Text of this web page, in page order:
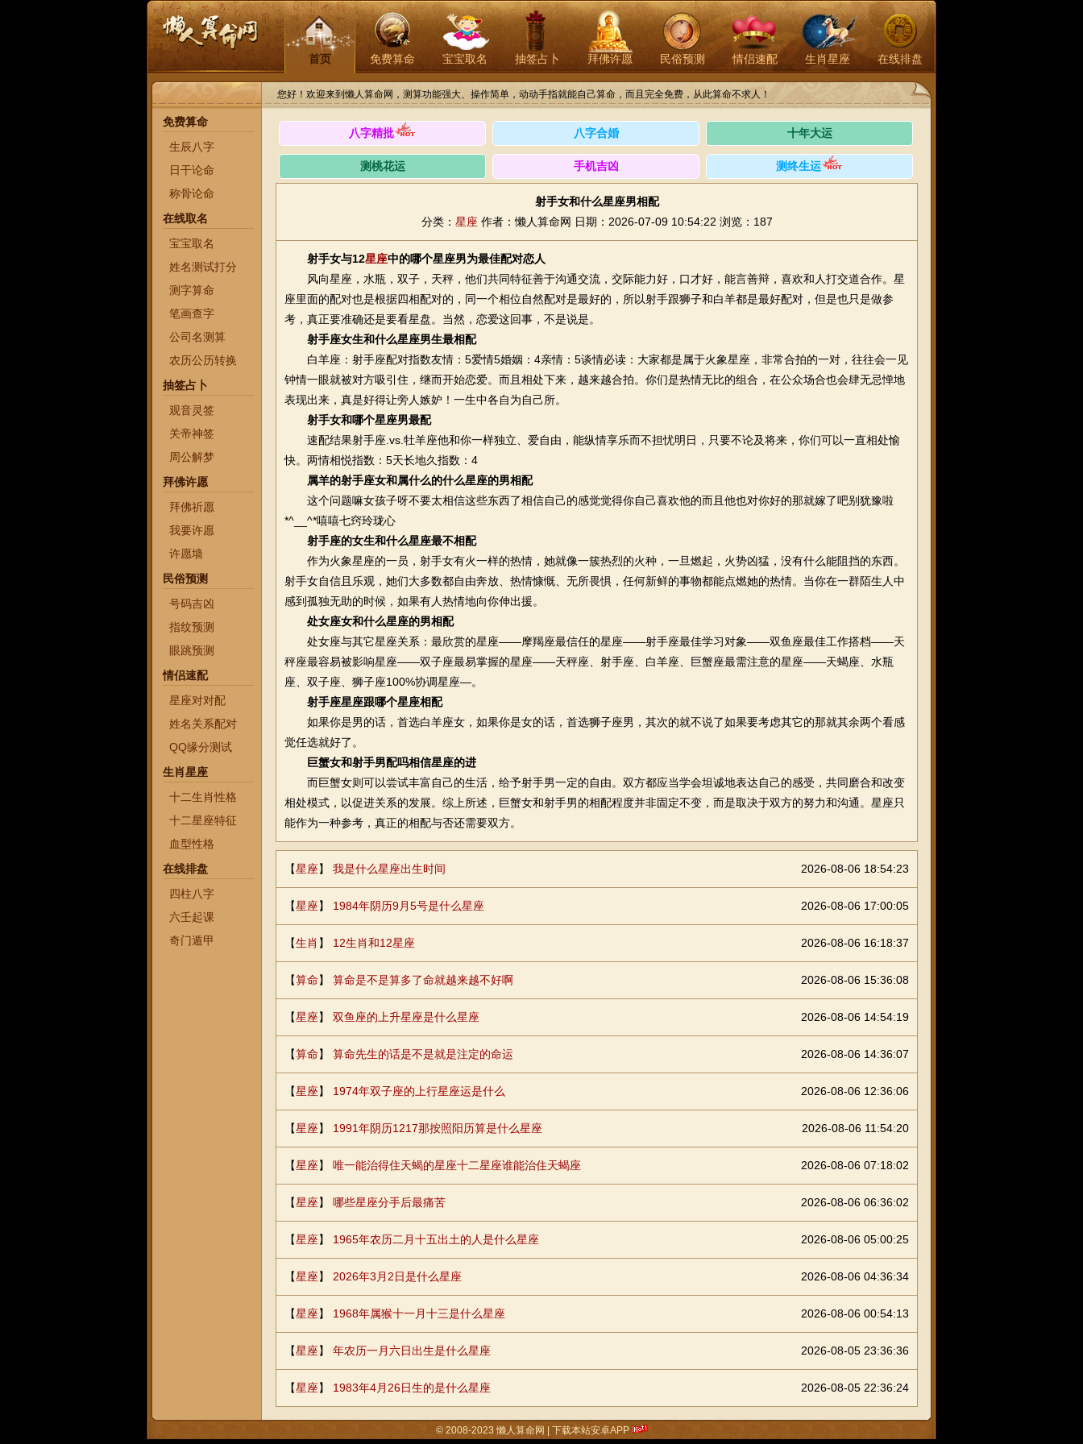
首页 免费算命 宝宝取名 抽签占卜 拜佛许愿 民俗预测 情侣速配 生肖星座 在线排盘
您好！欢迎来到懒人算命网，测算功能强大、操作简单，动动手指就能自己算命，而且完全免费，从此算命不求人！
免费算命
生辰八字
日干论命
称骨论命
在线取名
宝宝取名
姓名测试打分
测字算命
笔画查字
公司名测算
农历公历转换
抽签占卜
观音灵签
关帝神签
周公解梦
拜佛许愿
拜佛祈愿
我要许愿
许愿墙
民俗预测
号码吉凶
指纹预测
眼跳预测
情侣速配
星座对对配
姓名关系配对
QQ缘分测试
生肖星座
十二生肖性格
十二星座特征
血型性格
在线排盘
四柱八字
六壬起课
奇门遁甲
八字精批 八字合婚 十年大运
测桃花运 手机吉凶 测终生运
射手女和什么星座男相配
分类： 星座 作者：懒人算命网 日期：2026-07-09 10:54:22 浏览：187
射手女与12星座中的哪个星座男为最佳配对恋人
风向星座，水瓶，双子，天秤，他们共同特征善于沟通交流，交际能力好，口才好，能言善辩，喜欢和人打交道合作。星
座里面的配对也是根据四相配对的，同一个相位自然配对是最好的，所以射手跟狮子和白羊都是最好配对，但是也只是做参
考，真正要准确还是要看星盘。当然，恋爱这回事，不是说是。
射手座女生和什么星座男生最相配
白羊座：射手座配对指数友情：5爱情5婚姻：4亲情：5谈情必读：大家都是属于火象星座，非常合拍的一对，往往会一见
钟情一眼就被对方吸引住，继而开始恋爱。而且相处下来，越来越合拍。你们是热情无比的组合，在公众场合也会肆无忌惮地
表现出来，真是好得让旁人嫉妒！一生中各自为自己所。
射手女和哪个星座男最配
速配结果射手座.vs.牡羊座他和你一样独立、爱自由，能纵情享乐而不担忧明日，只要不论及将来，你们可以一直相处愉
快。两情相悦指数：5天长地久指数：4
属羊的射手座女和属什么的什么星座的男相配
这个问题嘛女孩子呀不要太相信这些东西了相信自己的感觉觉得你自己喜欢他的而且他也对你好的那就嫁了吧别犹豫啦
*^__^*嘻嘻七窍玲珑心
射手座的女生和什么星座最不相配
作为火象星座的一员，射手女有火一样的热情，她就像一簇热烈的火种，一旦燃起，火势凶猛，没有什么能阻挡的东西。
射手女自信且乐观，她们大多数都自由奔放、热情慷慨、无所畏惧，任何新鲜的事物都能点燃她的热情。当你在一群陌生人中
感到孤独无助的时候，如果有人热情地向你伸出援。
处女座女和什么星座的男相配
处女座与其它星座关系：最欣赏的星座——摩羯座最信任的星座——射手座最佳学习对象——双鱼座最佳工作搭档——天
秤座最容易被影响星座——双子座最易掌握的星座——天秤座、射手座、白羊座、巨蟹座最需注意的星座——天蝎座、水瓶
座、双子座、狮子座100%协调星座—。
射手座星座跟哪个星座相配
如果你是男的话，首选白羊座女，如果你是女的话，首选狮子座男，其次的就不说了如果要考虑其它的那就其余两个看感
觉任选就好了。
巨蟹女和射手男配吗相信星座的进
而巨蟹女则可以尝试丰富自己的生活，给予射手男一定的自由。双方都应当学会坦诚地表达自己的感受，共同磨合和改变
相处模式，以促进关系的发展。综上所述，巨蟹女和射手男的相配程度并非固定不变，而是取决于双方的努力和沟通。星座只
能作为一种参考，真正的相配与否还需要双方。
【星座】 我是什么星座出生时间 2026-08-06 18:54:23
【星座】 1984年阴历9月5号是什么星座 2026-08-06 17:00:05
【生肖 】 12生肖和12星座 2026-08-06 16:18:37
【算命】 算命是不是算多了命就越来越不好啊 2026-08-06 15:36:08
【星座】 双鱼座的上升星座是什么星座 2026-08-06 14:54:19
【算命】 算命先生的话是不是就是注定的命运 2026-08-06 14:36:07
【星座】 1974年双子座的上行星座运是什么 2026-08-06 12:36:06
【星座】 1991年阴历1217那按照阳历算是什么星座 2026-08-06 11:54:20
【星座】 唯一能治得住天蝎的星座十二星座谁能治住天蝎座 2026-08-06 07:18:02
【星座】 哪些星座分手后最痛苦 2026-08-06 06:36:02
【星座】 1965年农历二月十五出土的人是什么星座 2026-08-06 05:00:25
【星座】 2026年3月2日是什么星座 2026-08-06 04:36:34
【星座】 1968年属猴十一月十三是什么星座 2026-08-06 00:54:13
【星座】 年农历一月六日出生是什么星座 2026-08-05 23:36:36
【星座】 1983年4月26日生的是什么星座 2026-08-05 22:36:24
© 2008-2023 懒人算命网 下载本站安卓APP